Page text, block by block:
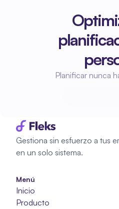
Planificar nunca
Gestiona sin esfuerzo a tus
en un solo sistema.
Menú
Inicio
Producto